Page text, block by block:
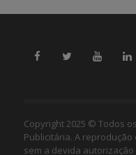
Copyright 2025 © Todos
Publicitária. A
sem a devida